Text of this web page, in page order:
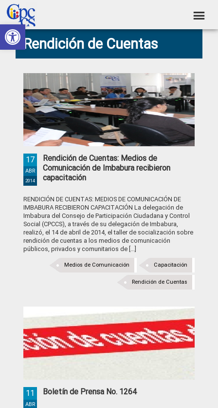
Abrir barra de herramientas
Skip
to
primary
navigation
Skip
to
main
content
Skip
to
primary
sidebar
Skip
to
footer
Consejo
de
Ciudadana
Control
Social
Construyendo
Poder
Ciudadano
Rendición de Cuentas
Rendición de Cuentas: Medios de
Comunicación de Imbabura recibieron
capacitación
17
ABR
2014
RENDICIÓN DE CUENTAS: MEDIOS DE COMUNICACIÓN DE
IMBABURA RECIBIERON CAPACITACIÓN La delegación de
Imbabura del Consejo de Participación Ciudadana y Control
Social (CPCCS), a través de su delegación de Imbabura,
realizó, el 14 de abril de 2014, el taller de socialización sobre
rendición de cuentas a los medios de comunicación
públicos, privados y comunitarios de [...]
Capacitación
Medios de Comunicación
Rendición de Cuentas
Boletín de Prensa No. 1264
11
ABR